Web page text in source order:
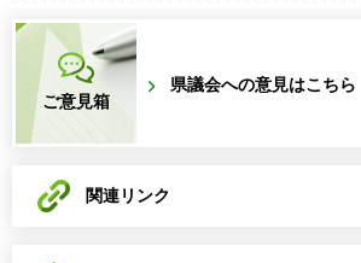
ご意見箱
県議会への意見はこちら
関連リンク